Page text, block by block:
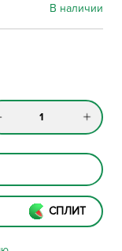
В наличии
СПЛИТ